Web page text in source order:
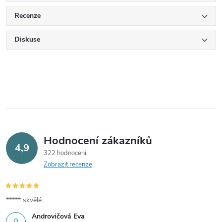
Recenze
Diskuse
4,9 Hodnocení zákazníků
322 hodnocení
Zobrazit recenze
Androvičová Eva
***** skvělé.